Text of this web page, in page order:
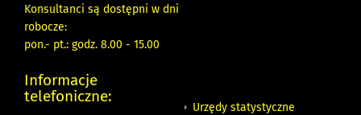
Konsultanci są dostępni w dni
robocze:
pon.- pt.: godz. 8.00 - 15.00
Informacje
telefoniczne:
Urzędy statystyczne